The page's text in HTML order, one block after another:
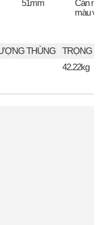
51mm
Cán
màu
THÙNG
TRỌNG
42.22kg